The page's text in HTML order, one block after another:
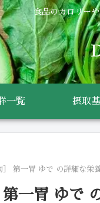
食品のカロリー
一覧 摂取
］ 第一胃 ゆで の詳細な栄
一胃 ゆで